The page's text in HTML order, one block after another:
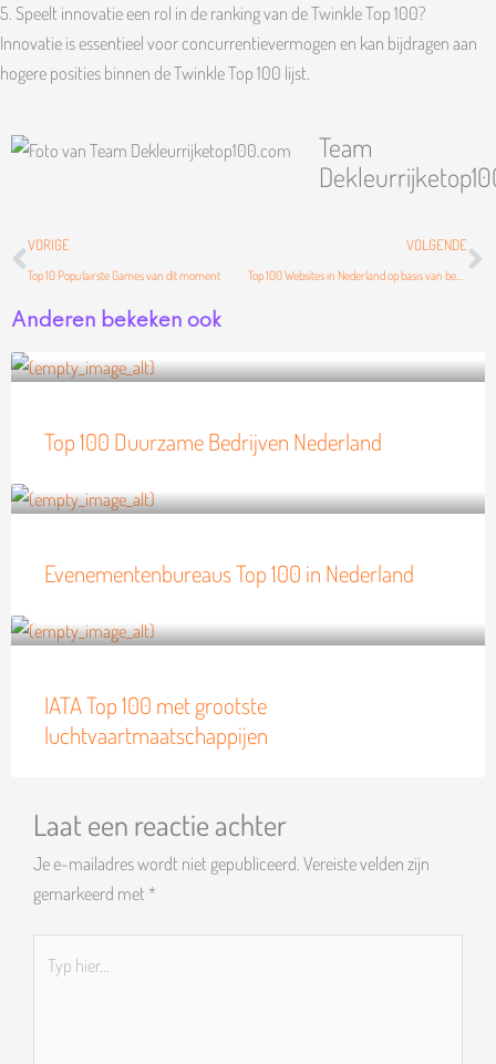
5. Speelt innovatie een rol in de ranking van de Twinkle Top 100?
Innovatie is essentieel voor concurrentievermogen en kan bijdragen aan
hogere posities binnen de Twinkle Top 100 lijst.
Team
Vorige
VORIGE
Top 10 Populairste Games van dit moment
VOLGENDE
Top 100 Websites in Nederland op basis van bezoek
Anderen bekeken ook
Top 100 Duurzame Bedrijven Nederland
Evenementenbureaus Top 100 in Nederland
IATA Top 100 met grootste
luchtvaartmaatschappijen
Laat een reactie achter
Je e-mailadres wordt niet gepubliceerd. Vereiste velden zijn
gemarkeerd met *
hier...